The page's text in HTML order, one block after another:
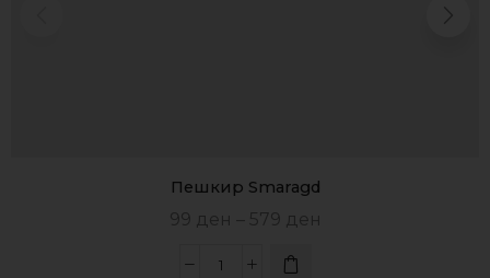
Пешкир Smaragd
99 ден 579 ден